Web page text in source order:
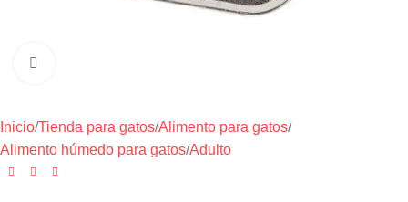
Inicio/Tienda para gatos/Alimento para gatos/
Alimento húmedo para gatos/Adulto